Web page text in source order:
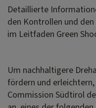
Detaillierte
den Kontrollen und
im Leitfaden Green
Um nachhaltigere
fördern und
Commission Südtirol